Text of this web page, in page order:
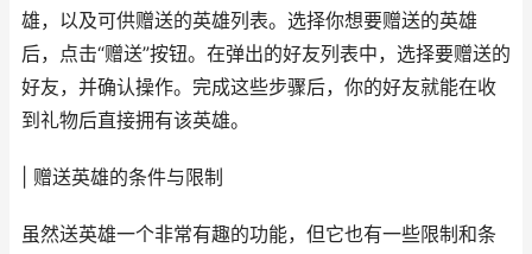
雄，以及可供赠送的英雄列表。选择你想要赠送的英雄
后，点击“赠送”按钮。在弹出的好友列表中，选择要赠送的
好友，并确认操作。完成这些步骤后，你的好友就能在收
到礼物后直接拥有该英雄。
| 赠送英雄的条件与限制
虽然送英雄一个非常有趣的功能，但它也有一些限制和条